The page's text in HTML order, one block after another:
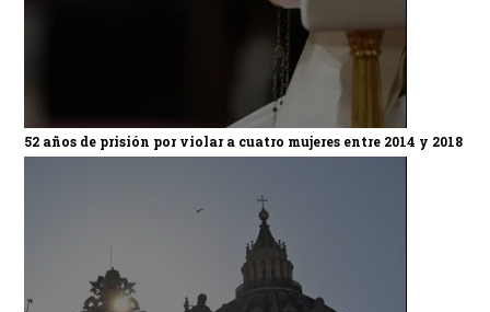
52 años de prisión por violar a cuatro mujeres entre 2014 y 2018